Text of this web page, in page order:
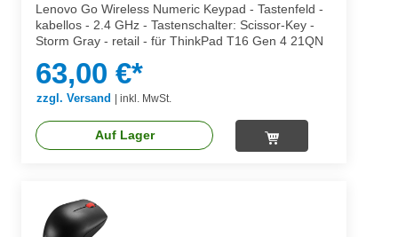
Lenovo Go Wireless Numeric Keypad - Tastenfeld -
kabellos - 2.4 GHz - Tastenschalter: Scissor-Key -
Storm Gray - retail - für ThinkPad T16 Gen 4 21QN
63,00 €*
zzgl. Versand | inkl. MwSt.
Auf Lager